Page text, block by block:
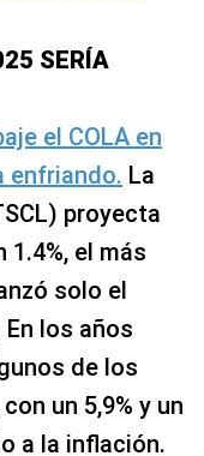
SERÍA
el COLA en
enfriando. La
proyecta
1.4%, el más
solo el
En los años
de los
un 5,9% y un
a la inflación.